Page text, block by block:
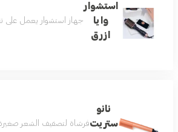
استشوار
وايا
ازرق
جهاز استشوار يعمل على
نانو
ستريتفرشاة لتصفيف الشعر صغيرة